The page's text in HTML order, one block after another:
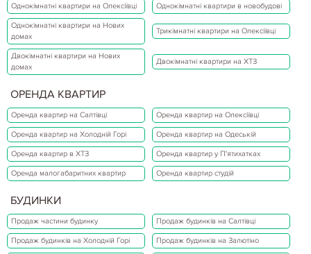
Однокімнатні квартири на Олексіївці Однокімнатні квартири в новобудові
Однокімнатні квартири на Нових
домах
Трикімнатні квартири на Олексіївці
Двокімнатні квартири на Нових
домах
Двокімнатні квартири на ХТЗ
ОРЕНДА КВАРТИР
Оренда квартир на Салтівці Оренда квартир на Олексіївці
Оренда квартир на Холодній Горі Оренда квартир на Одеській
Оренда квартир в ХТЗ Оренда квартир у П'ятихатках
Оренда малогабаритних квартир Оренда квартир студій
БУДИНКИ
Продаж частини будинку Продаж будинків на Салтівці
Продаж будинків на Холодній Горі Продаж будинків на Залютіно